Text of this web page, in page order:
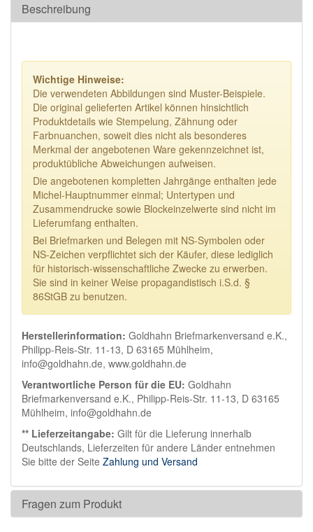
Beschreibung
Wichtige Hinweise:
Die verwendeten Abbildungen sind Muster-Beispiele.
Die original gelieferten Artikel können hinsichtlich
Produktdetails wie Stempelung, Zähnung oder
Farbnuanchen, soweit dies nicht als besonderes
Merkmal der angebotenen Ware gekennzeichnet ist,
produktübliche Abweichungen aufweisen.
Die angebotenen kompletten Jahrgänge enthalten jede
Michel-Hauptnummer einmal; Untertypen und
Zusammendrucke sowie Blockeinzelwerte sind nicht im
Lieferumfang enthalten.
Bei Briefmarken und Belegen mit NS-Symbolen oder
NS-Zeichen verpflichtet sich der Käufer, diese lediglich
für historisch-wissenschaftliche Zwecke zu erwerben.
Sie sind in keiner Weise propagandistisch i.S.d. §
86StGB zu benutzen.
Herstellerinformation: Goldhahn Briefmarkenversand e.K.,
Philipp-Reis-Str. 11-13, D 63165 Mühlheim,
info@goldhahn.de, www.goldhahn.de
Verantwortliche Person für die EU: Goldhahn
Briefmarkenversand e.K., Philipp-Reis-Str. 11-13, D 63165
Mühlheim, info@goldhahn.de
** Lieferzeitangabe: Gilt für die Lieferung innerhalb
Deutschlands, Lieferzeiten für andere Länder entnehmen
Sie bitte der Seite Zahlung und Versand
Fragen zum Produkt